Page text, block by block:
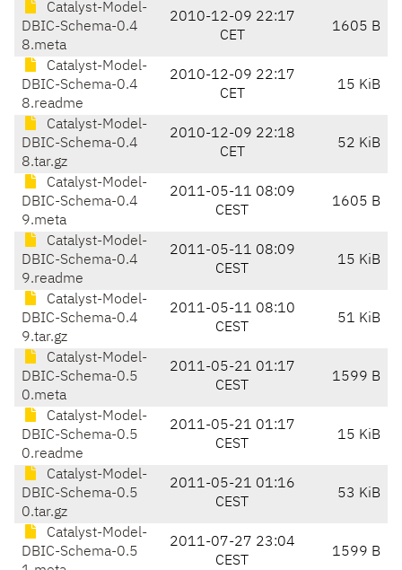
Catalyst-Model-
DBIC-Schema-0.4
8.meta
2010-12-09 22:17
CET
1605 B
Catalyst-Model-
DBIC-Schema-0.4
8.readme
2010-12-09 22:17
CET
15 KiB
Catalyst-Model-
DBIC-Schema-0.4
8.tar.gz
2010-12-09 22:18
CET
52 KiB
Catalyst-Model-
DBIC-Schema-0.4
9.meta
2011-05-11 08:09
CEST
1605 B
Catalyst-Model-
DBIC-Schema-0.4
9.readme
2011-05-11 08:09
CEST
15 KiB
Catalyst-Model-
DBIC-Schema-0.4
9.tar.gz
2011-05-11 08:10
CEST
51 KiB
Catalyst-Model-
DBIC-Schema-0.5
0.meta
2011-05-21 01:17
CEST
1599 B
Catalyst-Model-
DBIC-Schema-0.5
0.readme
2011-05-21 01:17
CEST
15 KiB
Catalyst-Model-
DBIC-Schema-0.5
0.tar.gz
2011-05-21 01:16
CEST
53 KiB
Catalyst-Model-
DBIC-Schema-0.5
2011-07-27 23:04
CEST
1599 B